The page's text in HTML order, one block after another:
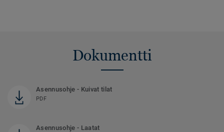
Dokumentti
Asennusohje - Kuivat tilat
PDF
Asennusohje - Laatat